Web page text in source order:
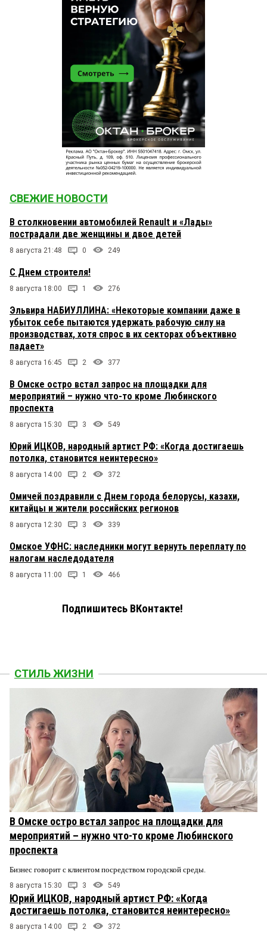
СВЕЖИЕ НОВОСТИ
В столкновении автомобилей Renault и «Лады»
пострадали две женщины и двое детей
8 августа 21:48 0 249
С Днем строителя!
8 августа 18:00 1 276
Эльвира НАБИУЛЛИНА: «Некоторые компании даже в
убыток себе пытаются удержать рабочую силу на
производствах, хотя спрос в их секторах объективно
падает»
8 августа 16:45 2 377
В Омске остро встал запрос на площадки для
мероприятий – нужно что-то кроме Любинского
проспекта
8 августа 15:30 3 549
Юрий ИЦКОВ, народный артист РФ: «Когда достигаешь
потолка, становится неинтересно»
8 августа 14:00 2 372
Омичей поздравили с Днем города белорусы, казахи,
китайцы и жители российских регионов
8 августа 12:30 3 339
Омское УФНС: наследники могут вернуть переплату по
налогам наследодателя
8 августа 11:00 1 466
Подпишитесь ВКонтакте!
СТИЛЬ ЖИЗНИ
В Омске остро встал запрос на площадки для
мероприятий – нужно что-то кроме Любинского
проспекта
Бизнес говорит с клиентом посредством городской среды.
8 августа 15:30 3 549
Юрий ИЦКОВ, народный артист РФ: «Когда
достигаешь потолка, становится неинтересно»
8 августа 14:00 2 372